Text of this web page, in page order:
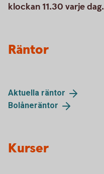
klockan 11.30 varje dag.
Räntor
Aktuella räntor
Bolåneräntor
Kurser